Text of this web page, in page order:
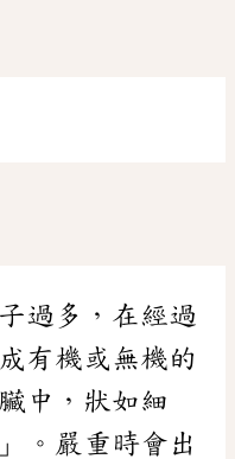
過多，在經過
有機或無機的
中，狀如細
」。嚴重時會出